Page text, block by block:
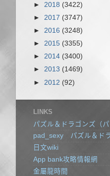
► 2018 (3422)
► 2017 (3747)
► 2016 (3248)
► 2015 (3355)
► 2014 (3400)
► 2013 (1469)
► 2012 (92)
LINKS
パズル＆ドラゴンズ（
pad_sexy パズル＆ド
日文wiki
App bank攻略情報網
金屬龍時間